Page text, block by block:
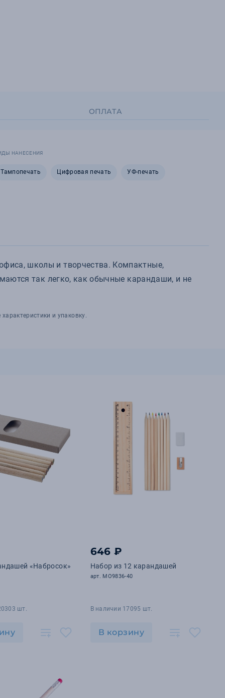
ОПЛАТА
НАНЕСЕНИЯ
Тампопечать Цифровая печать УФ-печать
школы и творчества. Компактные,
так легко, как обычные карандаши, и не
и упаковку.
«Набросок»
шт.
646 ₽
Набор из 12 карандашей
арт. MO9836-40
В наличии 17095 шт.
В корзину